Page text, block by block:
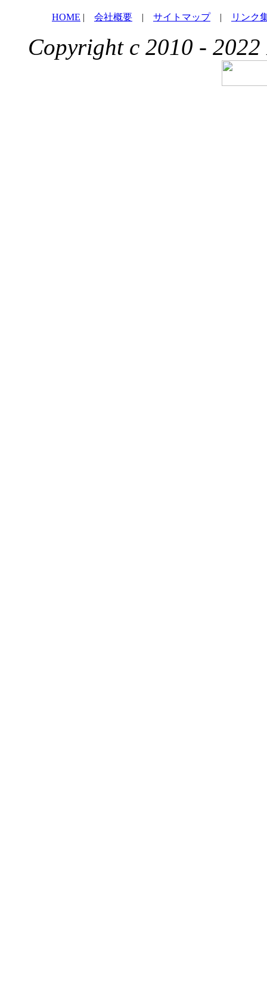
HOME | 会社概要 | サイトマップ| リンク
Copyright c 2010 - 2022